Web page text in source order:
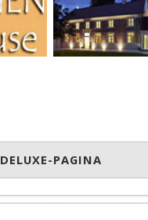
DELUXE-PAGINA